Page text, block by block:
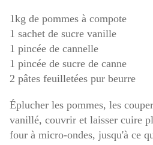
1kg de pommes à compote
1 sachet de sucre vanille
1 pincée de cannelle
1 pincée de sucre de canne
2 pâtes feuilletées pur beurre
Éplucher les pommes, les
vanillé, couvrir et laisser cuire
four à micro-ondes, jusqu'à ce